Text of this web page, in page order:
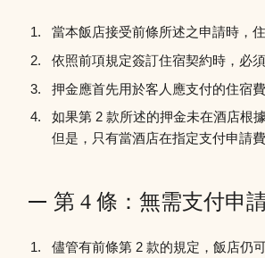
當本飯店接受前條所述之申請時，
依照前項規定簽訂住宿契約時，必
押金應首先用於客人應支付的住宿
如果第 2 款所述的押金未在酒店根
但是，只有當酒店在指定支付申請
第 4 條：無需支付申
儘管有前條第 2 款的規定，飯店仍